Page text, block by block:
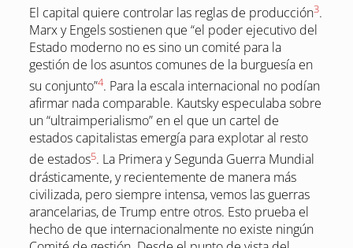
El capital quiere controlar las reglas de producción3.
Marx y Engels sostienen que “el poder ejecutivo del
Estado moderno no es sino un comité para la
gestión de los asuntos comunes de la burguesía en
su conjunto”4. Para la escala internacional no podían
afirmar nada comparable. Kautsky especulaba sobre
un “ultraimperialismo” en el que un cartel de
estados capitalistas emergía para explotar al resto
de estados5. La Primera y Segunda Guerra Mundial
drásticamente, y recientemente de manera más
civilizada, pero siempre intensa, vemos las guerras
arancelarias, de Trump entre otros. Esto prueba el
hecho de que internacionalmente no existe ningún